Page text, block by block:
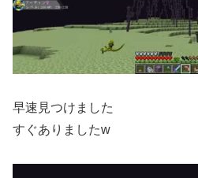
早速見つけました
すぐありましたw